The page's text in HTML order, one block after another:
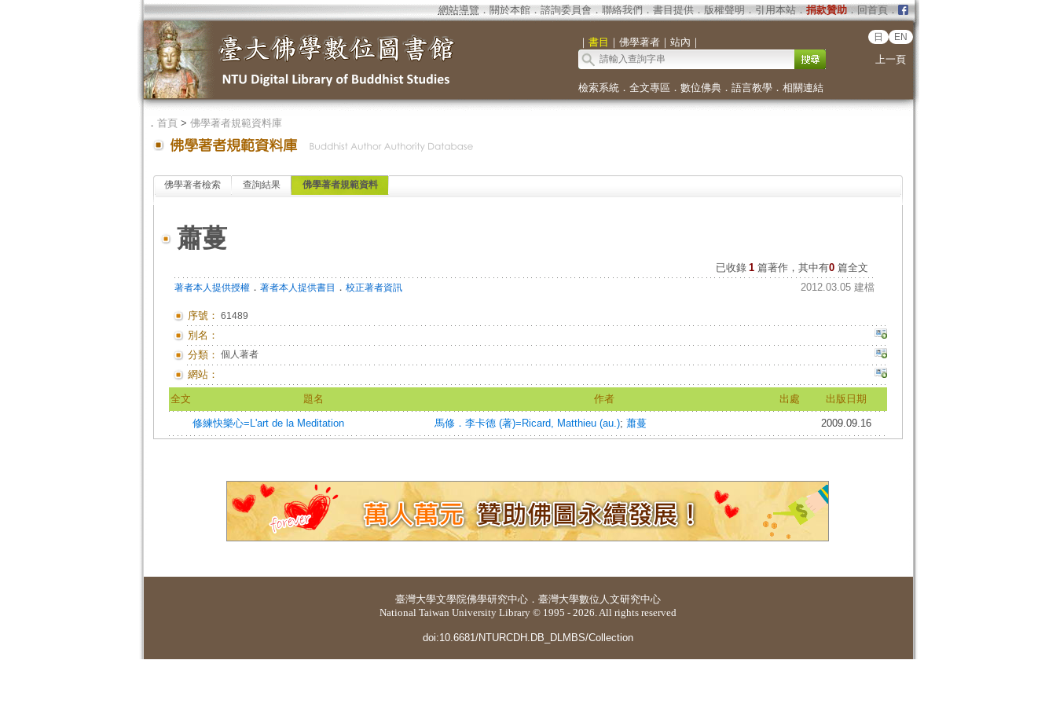
網站導覽 ． 關於本館． 諮詢委員會． 聯絡我們 ． 書目提供． 版權聲明 ． 引用本站． 捐款贊助．回首頁．
｜ 書目 ｜ 佛學著者｜ 站內 ｜ 日 EN
上一頁
檢索系統． 全文專區 ． 數位佛典． 語言教學． 相關連結
． 首頁> 佛學著者規範資料庫
佛學著者檢索 查詢結果 佛學著者規範資料
蕭蔓
已收錄 1 篇著作，其中有0篇全文
著者本人提供授權． 著者本人提供書目 ． 校正著者資訊 2012.03.05 建檔
序號： 61489
別名：
分類： 個人著者
網站：
全文 題名 作者 出處 出版日期
修練快樂心=L'art de la Meditation 馬修．李卡德 (著)=Ricard, Matthieu (au.); 蕭蔓 2009.09.16
臺灣大學文學院佛學研究中心 ． 臺灣大學數位人文研究中心
National Taiwan University Library © 1995 - 2026. All rights reserved
doi:10.6681/NTURCDH.DB_DLMBS/Collection